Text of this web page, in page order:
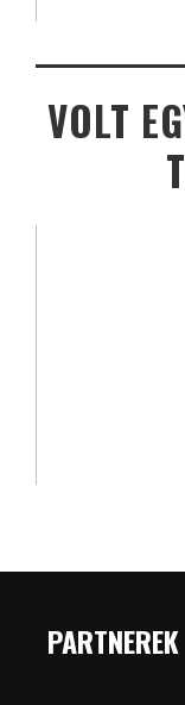
VOLT
PARTNEREK